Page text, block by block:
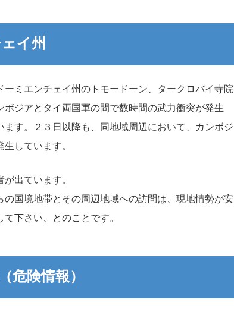
イ州
ーミエンチェイ州のトモードーン、タークロバイ寺院
ボジアとタイ両国軍の間で数時間の武力衝突が発生
ます。２３日以降も、同地域周辺において、カンボジ
しています。
出ています。
の国境地帯とその周辺地域への訪問は、現地情勢が安
下さい、とのことです。
危険情報）